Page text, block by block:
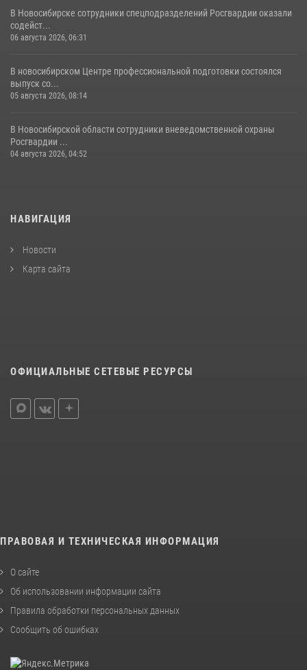
В Новосибирске сотрудники спецподразделений Росгвардии оказали
содейст...
06 августа 2026, 06:31
В новосибирском Центре профессиональной подготовки состоялся
выпуск со...
05 августа 2026, 08:14
В Новосибирской области сотрудники вневедомственной охраны
Росгвардии ...
04 августа 2026, 04:52
НАВИГАЦИЯ
Новости
Карта сайта
ОФИЦИАЛЬНЫЕ СЕТЕВЫЕ РЕСУРСЫ
ПРАВОВАЯ И ТЕХНИЧЕСКАЯ ИНФОРМАЦИЯ
О сайте
Об использовании информации сайта
Правила обработки персональных данных
Сообщить об ошибках